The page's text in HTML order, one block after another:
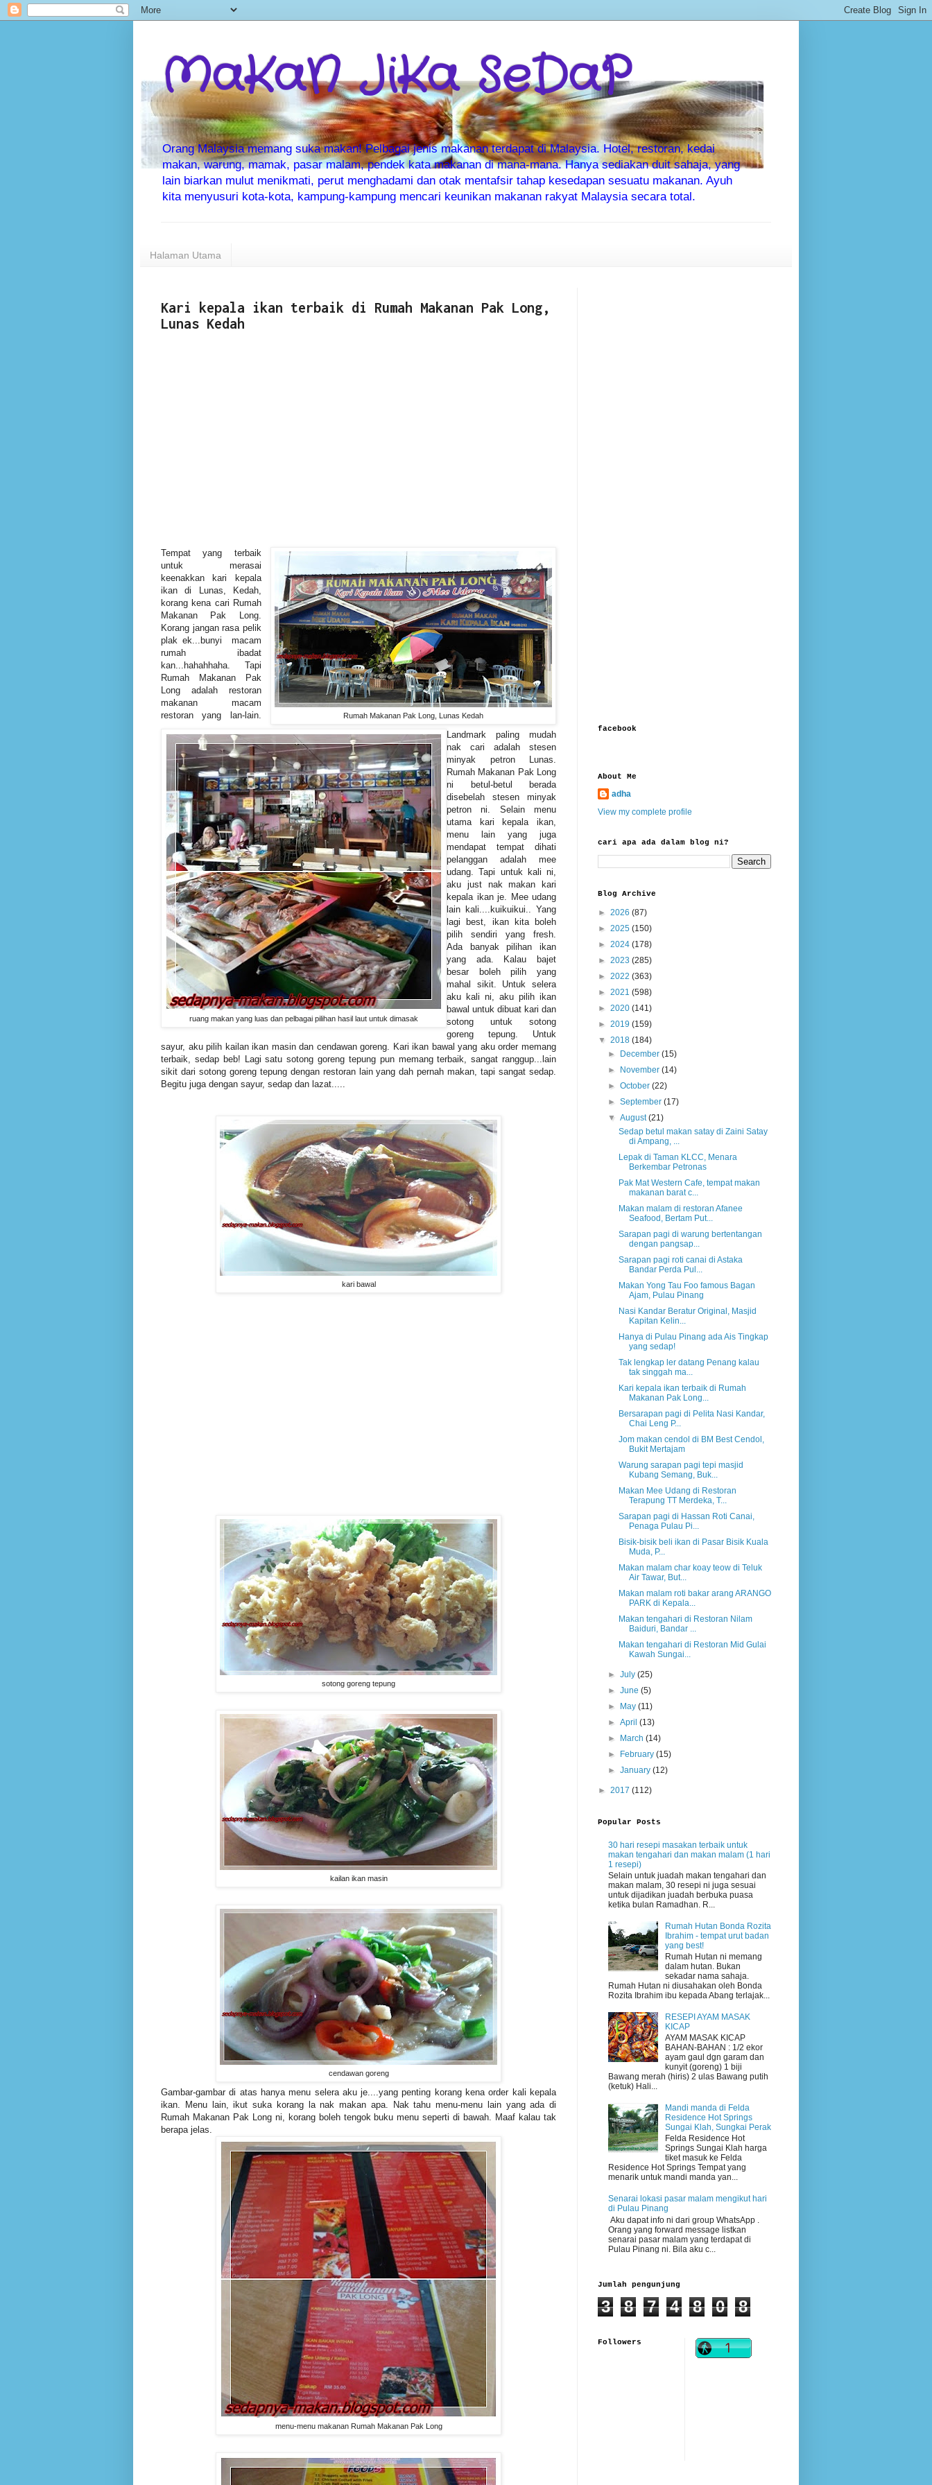
MaKaN JiKa SeDaP
Orang Malaysia memang suka makan! Pelbagai jenis makanan terdapat di Malaysia. Hotel, restoran, kedai
makan, warung, mamak, pasar malam, pendek kata makanan di mana-mana. Hanya sediakan duit sahaja, yang
lain biarkan mulut menikmati, perut menghadami dan otak mentafsir tahap kesedapan sesuatu makanan. Ayuh
kita menyusuri kota-kota, kampung-kampung mencari keunikan makanan rakyat Malaysia secara total.
Halaman Utama
Kari kepala ikan terbaik di Rumah Makanan Pak Long,
Lunas Kedah
Rumah Makanan Pak Long, Lunas Kedah
ruang makan yang luas dan pelbagai pilihan hasil laut untuk dimasak
Tempat yang terbaik
untuk merasai
keenakkan kari kepala
ikan di Lunas, Kedah,
korang kena cari Rumah
Makanan Pak Long.
Korang jangan rasa pelik
plak ek...bunyi macam
rumah ibadat
kan...hahahhaha. Tapi
Rumah Makanan Pak
Long adalah restoran
makanan macam
restoran yang lan-lain.
Landmark paling mudah
nak cari adalah stesen
minyak petron Lunas.
Rumah Makanan Pak Long
ni betul-betul berada
disebelah stesen minyak
petron ni. Selain menu
utama kari kepala ikan,
menu lain yang juga
mendapat tempat dihati
pelanggan adalah mee
udang. Tapi untuk kali ni,
aku just nak makan kari
kepala ikan je. Mee udang
lain kali....kuikuikui.. Yang
lagi best, ikan kita boleh
pilih sendiri yang fresh.
Ada banyak pilihan ikan
yang ada. Kalau bajet
besar boleh pilih yang
mahal sikit. Untuk selera
aku kali ni, aku pilih ikan
bawal untuk dibuat kari dan
sotong untuk sotong
goreng tepung. Untuk
sayur, aku pilih kailan ikan masin dan cendawan goreng. Kari ikan bawal yang aku order memang
terbaik, sedap beb! Lagi satu sotong goreng tepung pun memang terbaik, sangat ranggup...lain
sikit dari sotong goreng tepung dengan restoran lain yang dah pernah makan, tapi sangat sedap.
Begitu juga dengan sayur, sedap dan lazat.....
kari bawal
sotong goreng tepung
kailan ikan masin
cendawan goreng
Gambar-gambar di atas hanya menu selera aku je....yang penting korang kena order kali kepala
ikan. Menu lain, ikut suka korang la nak makan apa. Nak tahu menu-menu lain yang ada di
Rumah Makanan Pak Long ni, korang boleh tengok buku menu seperti di bawah. Maaf kalau tak
berapa jelas.
menu-menu makanan Rumah Makanan Pak Long
facebook
About Me
adha
View my complete profile
cari apa ada dalam blog ni?
Blog Archive
► 2026 (87)
► 2025 (150)
► 2024 (178)
► 2023 (285)
► 2022 (363)
► 2021 (598)
► 2020 (141)
► 2019 (159)
▼ 2018 (184)
►
December(15)
►
November(14)
►October(22)
►September(17)
▼August(21)
Sedap betul makan satay di Zaini Satay
di Ampang, ...
Lepak di Taman KLCC, Menara
Berkembar Petronas
Pak Mat Western Cafe, tempat makan
makanan barat c...
Makan malam di restoran Afanee
Seafood, Bertam Put...
Sarapan pagi di warung bertentangan
dengan pangsap...
Sarapan pagi roti canai di Astaka
Bandar Perda Pul...
Makan Yong Tau Foo famous Bagan
Ajam, Pulau Pinang
Nasi Kandar Beratur Original, Masjid
Kapitan Kelin...
Hanya di Pulau Pinang ada Ais Tingkap
yang sedap!
Tak lengkap ler datang Penang kalau
tak singgah ma...
Kari kepala ikan terbaik di Rumah
Makanan Pak Long...
Bersarapan pagi di Pelita Nasi Kandar,
Chai Leng P...
Jom makan cendol di BM Best Cendol,
Bukit Mertajam
Warung sarapan pagi tepi masjid
Kubang Semang, Buk...
Makan Mee Udang di Restoran
Terapung TT Merdeka, T...
Sarapan pagi di Hassan Roti Canai,
Penaga Pulau Pi...
Bisik-bisik beli ikan di Pasar Bisik Kuala
Muda, P...
Makan malam char koay teow di Teluk
Air Tawar, But...
Makan malam roti bakar arang ARANGO
PARK di Kepala...
Makan tengahari di Restoran Nilam
Baiduri, Bandar ...
Makan tengahari di Restoran Mid Gulai
Kawah Sungai...
►July(25)
►June(5)
►
May(11)
►April(13)
►
March(14)
►
February(15)
►January(12)
► 2017 (112)
Popular Posts
30 hari resepi masakan terbaik untuk
makan tengahari dan makan malam (1 hari
1 resepi)
Selain untuk juadah makan tengahari dan
makan malam, 30 resepi ni juga sesuai
untuk dijadikan juadah berbuka puasa
ketika bulan Ramadhan. R...
Rumah Hutan Bonda Rozita
Ibrahim - tempat urut badan
yang best!
Rumah Hutan ni memang
dalam hutan. Bukan
sekadar nama sahaja.
Rumah Hutan ni diusahakan oleh Bonda
Rozita Ibrahim ibu kepada Abang terlajak...
RESEPI AYAM MASAK
KICAP
AYAM MASAK KICAP
BAHAN-BAHAN : 1/2 ekor
ayam gaul dgn garam dan
kunyit (goreng) 1 biji
Bawang merah (hiris) 2 ulas Bawang putih
(ketuk) Hali...
Mandi manda di Felda
Residence Hot Springs
Sungai Klah, Sungkai Perak
Felda Residence Hot
Springs Sungai Klah harga
tiket masuk ke Felda
Residence Hot Springs Tempat yang
menarik untuk mandi manda yan...
Senarai lokasi pasar malam mengikut hari
di Pulau Pinang
Aku dapat info ni dari group WhatsApp .
Orang yang forward message listkan
senarai pasar malam yang terdapat di
Pulau Pinang ni. Bila aku c...
Jumlah pengunjung
3 8 7 4 8 0 8
Followers